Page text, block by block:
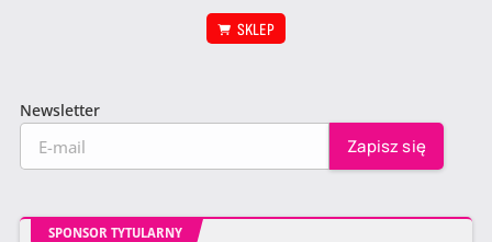
SKLEP
Newsletter
SPONSOR TYTULARNY